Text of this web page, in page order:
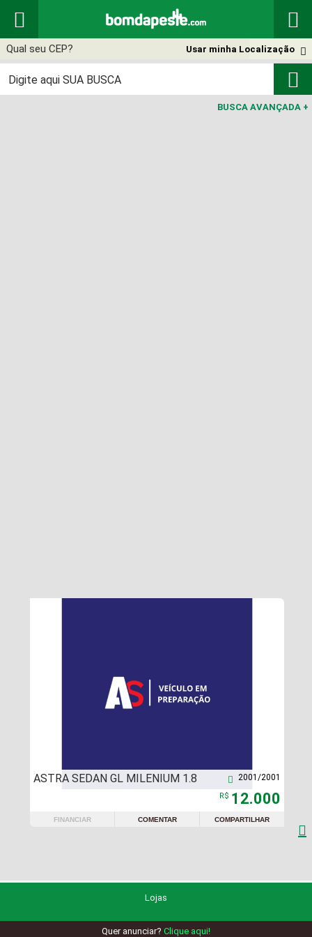
 

Usar minha Localização

BUSCA AVANÇADA +
ASTRA SEDAN GL MILENIUM 1.8 2001/2001

R$ 12.000
FINANCIAR COMENTAR COMPARTILHAR

Lojas
Quer anunciar? Clique aqui!